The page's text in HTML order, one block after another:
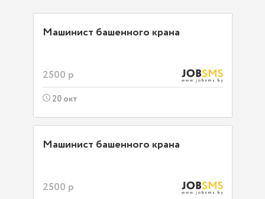
Машинист башенного крана
2500 р
20 окт
Машинист башенного крана
2500 р